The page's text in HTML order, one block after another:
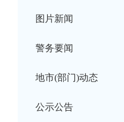
图片新闻
警务要闻
地市(部门)动态
公示公告